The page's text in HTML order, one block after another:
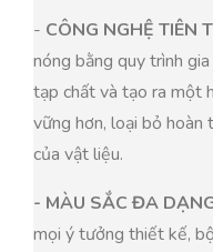
- CÔNG NGHỆ TIÊN
nóng bằng quy trình
tạp chất và tạo ra một
vững hơn, loại bỏ hoàn
của vật liệu.
- MÀU SẮC ĐA
mọi ý tưởng thiết kế,